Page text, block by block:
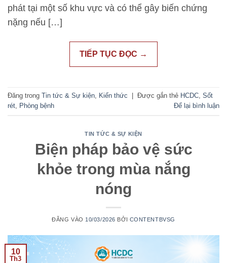
phát tại một số khu vực và có thể gây biến chứng
nặng nếu […]
TIẾP TỤC ĐỌC →
Đăng trong Tin tức & Sự kiện, Kiến thức Được gắn thẻ HCDC, Sốt
rét, Phòng bệnh Để lại bình luận
TIN TỨC & SỰ KIỆN
Biện pháp bảo vệ sức
khỏe trong mùa nắng
nóng
ĐĂNG VÀO 10/03/2026 BỞI CONTENTBVSG
10
Th3